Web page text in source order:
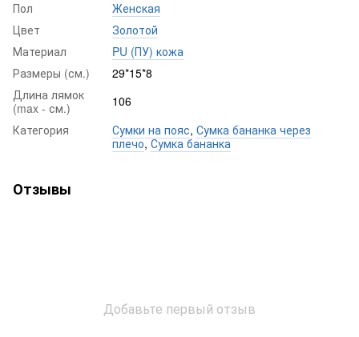
Пол
Женская
Цвет
Золотой
Материал
PU (ПУ) кожа
Размеры (см.)
29*15*8
Длина лямок
(max - см.)
106
Категория
Сумки на пояс, Сумка бананка через
плечо,Сумка бананка
Отзывы
Добавьте первый отзыв